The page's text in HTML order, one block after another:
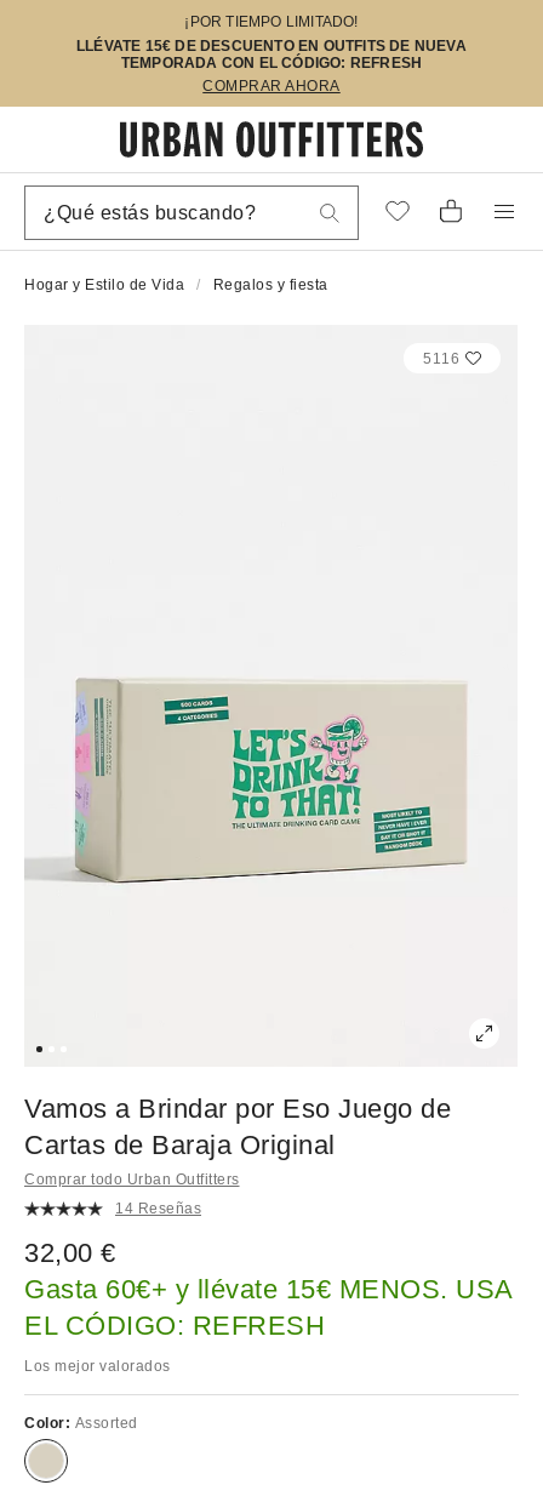
¡POR TIEMPO LIMITADO!
LLÉVATE 15€ DE DESCUENTO EN OUTFITS DE NUEVA
TEMPORADA CON EL CÓDIGO: REFRESH
COMPRAR AHORA
Hogar y Estilo de Vida Regalos y fiesta
5116
Vamos a Brindar por Eso Juego de
Cartas de Baraja Original
Comprar todo Urban Outfitters
14 Reseñas
32,00 €
Gasta 60€+ y llévate 15€ MENOS. USA
EL CÓDIGO: REFRESH
Los mejor valorados
Color: Assorted